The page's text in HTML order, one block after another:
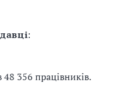
:
356 працівників.